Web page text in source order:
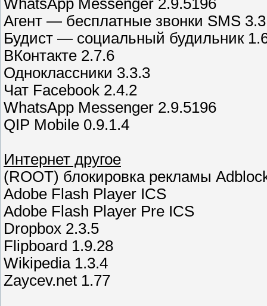
WhatsApp Messenger 2.9.5196
Агент — бесплатные звонки SMS 3.3
Будист — социальный будильник
ВКонтакте 2.7.6
Одноклассники 3.3.3
Чат Facebook 2.4.2
WhatsApp Messenger 2.9.5196
QIP Mobile 0.9.1.4
Интернет другое
(ROOT) блокировка рекламы
Adobe Flash Player ICS
Adobe Flash Player Pre ICS
Dropbox 2.3.5
Flipboard 1.9.28
Wikipedia 1.3.4
Zaycev.net 1.77